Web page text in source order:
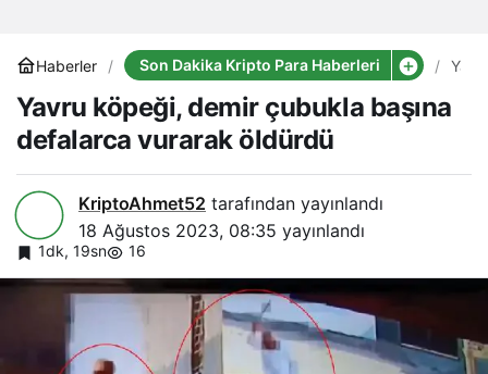
Haberler Son Dakika Kripto Para Haberleri
Yavru köpeği, demir çubukla başına
defalarca vurarak öldürdü
KriptoAhmet52 tarafından yayınlandı
18 Ağustos 2023, 08:35 yayınlandı
1dk, 19sn 16